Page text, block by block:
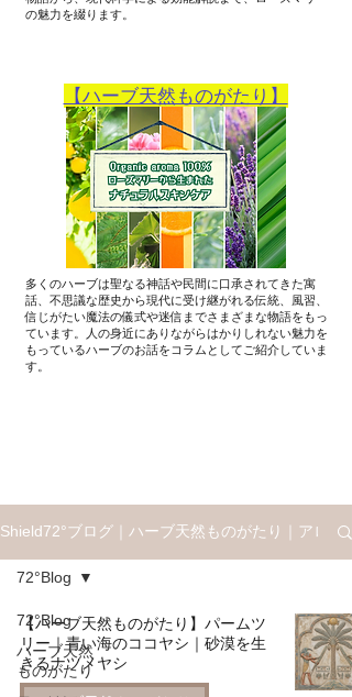
の魅力を綴ります。
【ハーブ天然ものがたり】
多くのハーブは聖なる神話や民間に口承されてきた寓
話、不思議な歴史から現代に受け継がれる伝統、風習、
信じがたい魔法の儀式や迷信までさまざまな物語をもっ
ています。人の身近にありながらはかりしれない魅力を
もっているハーブのお話を​コラムとしてご紹介していま
す。
Shield72°ブログ｜ハーブ天然ものがたり｜アロマ
72°Blog
ハーブ天然
ものがたり
72°Blog
【ハーブ天然ものがたり】パームツ
リー｜青い海のココヤシ｜砂漠を生
きるナツメヤシ